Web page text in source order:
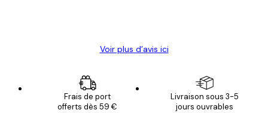
Voir plus d’avis ici
Frais de port
offerts dès 59 €
Livraison sous 3-5
jours ouvrables